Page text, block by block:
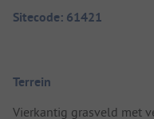
Sitecode: 61421
Terrein
Vierkantig grasveld met